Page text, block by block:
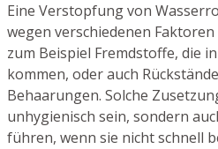
Eine Verstopfung von
wegen verschiedenen
zum Beispiel Fremdstoffe, die
kommen, oder auch
Behaarungen. Solche
unhygienisch sein, sondern
führen, wenn sie nicht schnell